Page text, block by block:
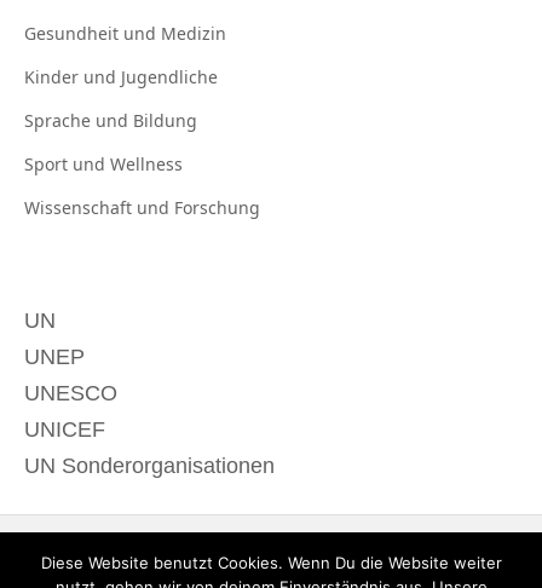
Gesundheit und Medizin
Kinder und Jugendliche
Sprache und Bildung
Sport und Wellness
Wissenschaft und Forschung
UN
UNEP
UNESCO
UNICEF
UN Sonderorganisationen
Diese Website benutzt Cookies. Wenn Du die Website weiter